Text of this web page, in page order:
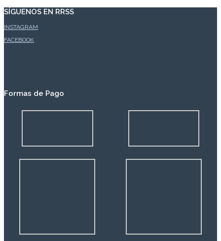
SÍGUENOS EN RRSS
INSTAGRAM
FACEBOOK
Formas de Pago